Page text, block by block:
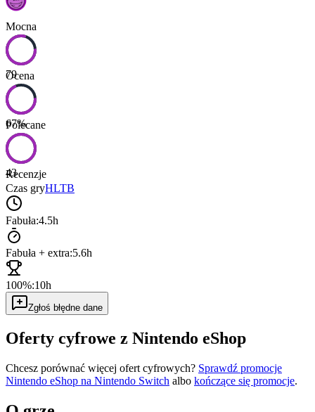
Mocna
79
Ocena
67%
Polecane
43
Recenzje
Czas gryHLTB
Fabuła:4.5h
Fabuła + extra:5.6h
100%:10h
Zgłoś błędne dane
Oferty cyfrowe z Nintendo eShop
Chcesz porównać więcej ofert cyfrowych? Sprawdź promocje
Nintendo eShop na Nintendo Switch albo kończące się promocje.